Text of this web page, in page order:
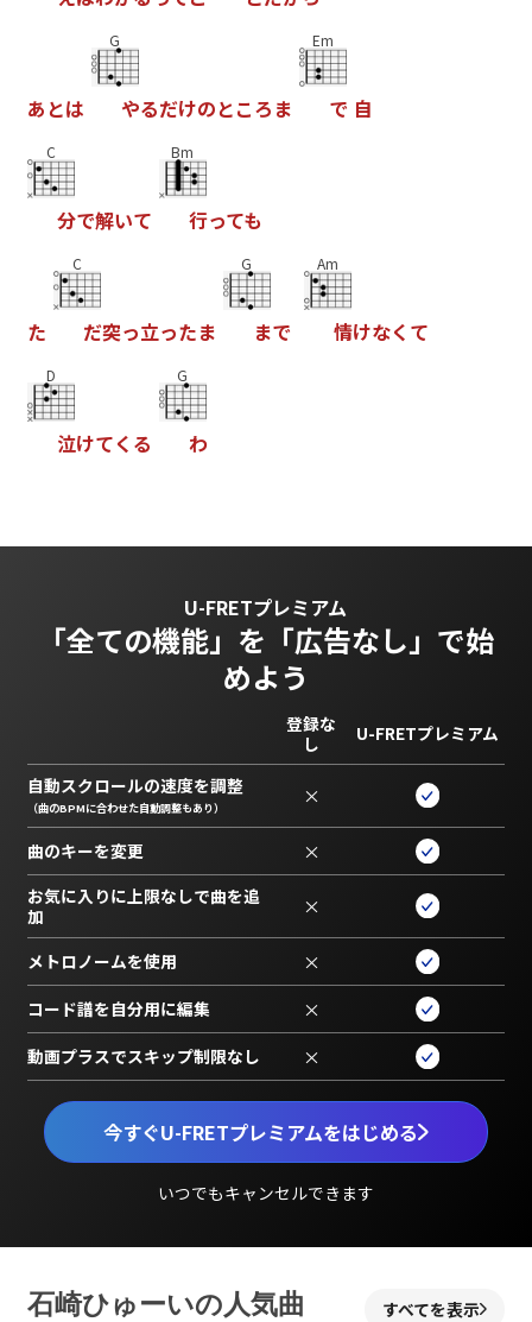
あ とは
G
やるだけのところ ま
Em
で 自
C
分で解いて
Bm
行っても
た
C
だ突っ立ったま
G
まで
Am
情けなく て
D
泣けてく る
G
わ
U-FRETプレミアム
「全ての機能」を 「広告なし」で始
めよう
今すぐU-FRETプレミアムをはじめる
いつでもキャンセルできます
登録な
し
U-FRETプレミアム
自動スクロールの速度を調整
（曲のBPMに合わせた自動調整もあり） ×
曲のキーを変更 ×
お気に入りに上限なしで曲を追
加
×
メトロノームを使用 ×
コード譜を自分用に編集 ×
動画プラスでスキップ制限なし ×
石崎ひゅーいの人気曲 すべてを表示